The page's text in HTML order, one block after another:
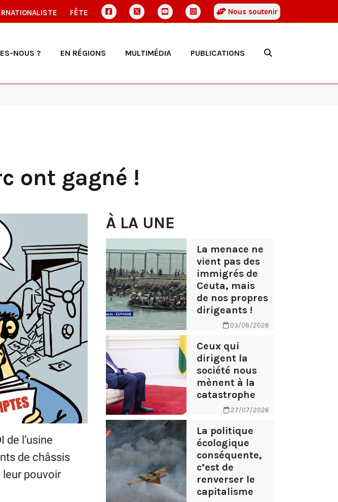
FÊTE Nous soutenir
NOUS ? EN RÉGIONS MULTIMÉDIA PUBLICATIONS
ont gagné !
de l’usine
de châssis
leur pouvoir
À LA UNE
La menace ne
vient pas des
immigrés de
Ceuta, mais
de nos propres
dirigeants !
03/08/2026
Ceux qui
dirigent la
société nous
mènent à la
catastrophe
27/07/2026
La politique
écologique
conséquente,
c’est de
renverser le
capitalisme